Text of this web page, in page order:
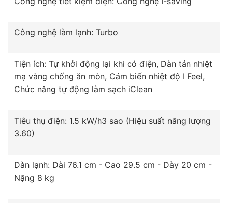
Công nghệ làm lạnh: Turbo
Tiện ích: Tự khởi động lại khi có điện, Dàn tản nhiệt
mạ vàng chống ăn mòn, Cảm biến nhiệt độ I Feel,
Chức năng tự động làm sạch iClean
Tiêu thụ điện: 1.5 kW/h3 sao (Hiệu suất năng lượng
3.60)
Dàn lạnh: Dài 76.1 cm - Cao 29.5 cm - Dày 20 cm -
Nặng 8 kg